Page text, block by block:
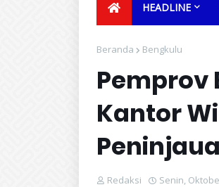
HEADLINE
Beranda Bengkulu
Pemprov
Kantor
Redaksi Senin,